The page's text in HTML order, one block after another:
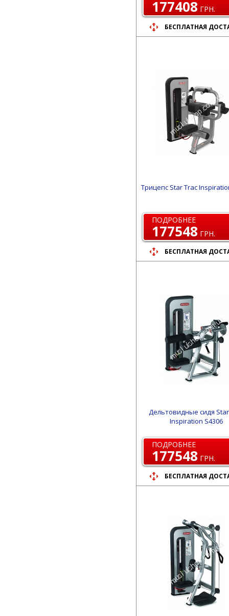
177408 ГРН.
БЕСПЛАТНАЯ
Трицепс Star Trac
ПОДРОБНЕЕ
177548 ГРН.
БЕСПЛАТНАЯ
Дельтовидные сидя
Inspiration S4306
ПОДРОБНЕЕ
177548 ГРН.
БЕСПЛАТНАЯ